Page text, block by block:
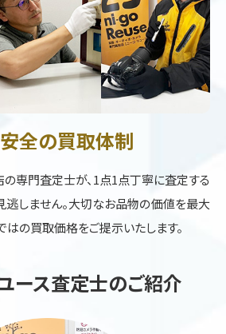
全の買取体制
の専門査定士が、1点1点丁寧に査定する
逃しません。大切なお品物の価値を最大
はの買取価格をご提示いたします。
ース査定士のご紹介